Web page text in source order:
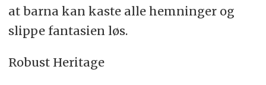
at barna kan kaste alle hemninger og
slippe fantasien løs.
Robust Heritage